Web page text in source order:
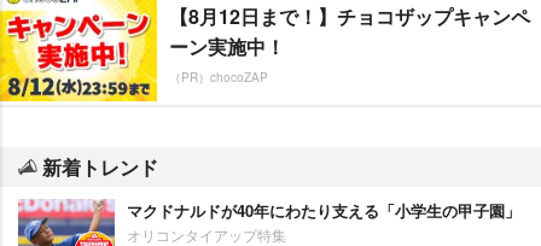
【8月12日まで！】チョコザップキャンペ
ーン実施中！
（PR）chocoZAP
新着トレンド
マクドナルドが40年にわたり支える「小学生の甲子園」
オリコンタイアップ特集